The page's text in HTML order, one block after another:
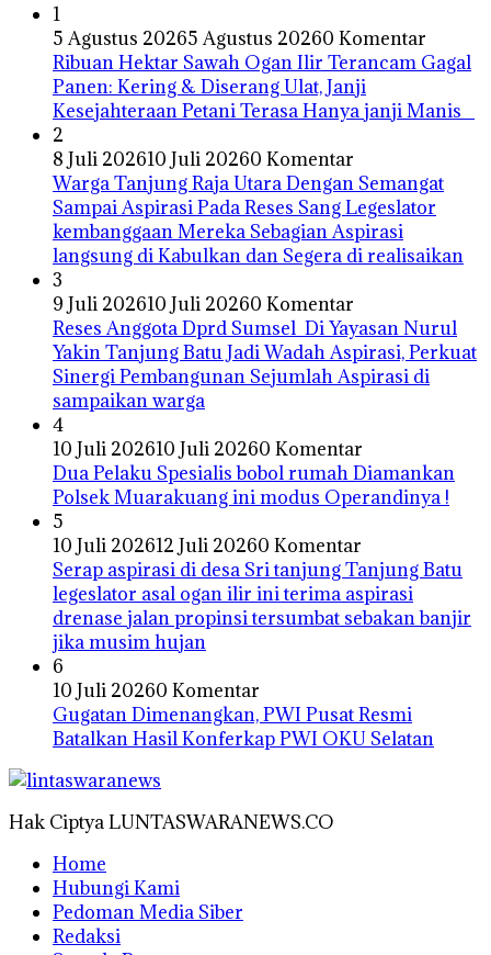
1
5 Agustus 20265 Agustus 20260 Komentar
Ribuan Hektar Sawah Ogan Ilir Terancam Gagal
Panen: Kering & Diserang Ulat, Janji
Kesejahteraan Petani Terasa Hanya janji Manis
2
8 Juli 202610 Juli 20260 Komentar
Warga Tanjung Raja Utara Dengan Semangat
Sampai Aspirasi Pada Reses Sang Legeslator
kembanggaan Mereka Sebagian Aspirasi
langsung di Kabulkan dan Segera di realisaikan
3
9 Juli 202610 Juli 20260 Komentar
Reses Anggota Dprd Sumsel Di Yayasan Nurul
Yakin Tanjung Batu Jadi Wadah Aspirasi, Perkuat
Sinergi Pembangunan Sejumlah Aspirasi di
sampaikan warga
4
10 Juli 202610 Juli 20260 Komentar
Dua Pelaku Spesialis bobol rumah Diamankan
Polsek Muarakuang ini modus Operandinya !
5
10 Juli 202612 Juli 20260 Komentar
Serap aspirasi di desa Sri tanjung Tanjung Batu
legeslator asal ogan ilir ini terima aspirasi
drenase jalan propinsi tersumbat sebakan banjir
jika musim hujan
6
10 Juli 20260 Komentar
Gugatan Dimenangkan, PWI Pusat Resmi
Batalkan Hasil Konferkap PWI OKU Selatan
Hak Ciptya LUNTASWARANEWS.CO
Home
Hubungi Kami
Pedoman Media Siber
Redaksi